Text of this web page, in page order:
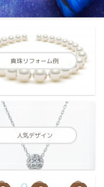
真珠リフォーム例
人気デザイン